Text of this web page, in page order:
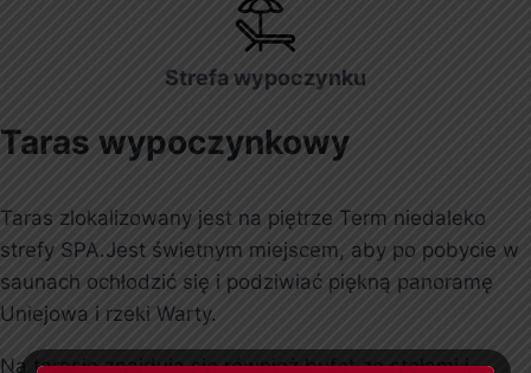
Strefa wypoczynku
Taras wypoczynkowy
Taras zlokalizowany jest na piętrze Term niedaleko
strefy SPA.Jest świetnym miejscem, aby po pobycie w
saunach ochłodzić się i podziwiać piękną panoramę
Uniejowa i rzeki Warty.
Na tarasie znajdują się również bufet ze stołami i